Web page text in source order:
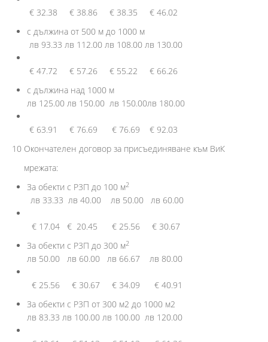
€ 32.38 € 38.86 € 38.35 € 46.02
с дължина от 500 м до 1000 м
лв 93.33 лв 112.00 лв 108.00 лв 130.00
€ 47.72 € 57.26 € 55.22 € 66.26
с дължина над 1000 м
лв 125.00 лв 150.00 лв 150.00лв 180.00
€ 63.91 € 76.69 € 76.69 € 92.03
10 Окончателен договор за присъединяване към ВиК
мрежата:
За обекти с P3П до 100 м2
лв 33.33 лв 40.00 лв 50.00 лв 60.00
€ 17.04 € 20.45 € 25.56 € 30.67
За обекти с P3П до 300 м2
лв 50.00 лв 60.00 лв 66.67 лв 80.00
€ 25.56 € 30.67 € 34.09 € 40.91
За обекти с P3П от 300 м2 до 1000 м2
лв 83.33 лв 100.00 лв 100.00 лв 120.00